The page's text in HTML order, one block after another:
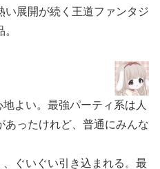
展開が続く王道ファンタジ
よい。最強パーティ系は人
あったけれど、普通にみんな
ぐいぐい引き込まれる。最